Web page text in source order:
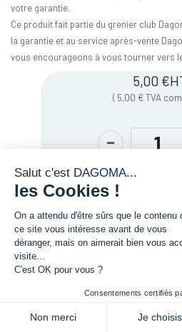
votre garantie.
Ce produit fait partie du grenier club
la garantie et au service après-vente
vous encourageons à vous tourner vers
5,00 €
( 5,00 €TVA
Salut c'est DAGOMA...
les Cookies !
On a attendu d'être sûrs que le contenu
ce site vous intéresse avant de vous
déranger, mais on aimerait bien vous
visite...
C'est OK pour vous ?
Consentements certifiés
Non merci Je choisis